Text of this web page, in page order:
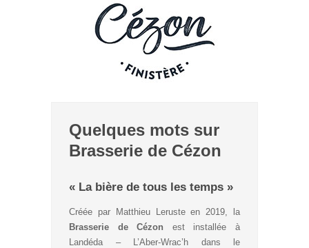
Quelques mots sur
Brasserie de Cézon
« La bière de tous les temps »
Créée par Matthieu Leruste en 2019, la
Brasserie de Cézon est installée à
Landéda – L’Aber-Wrac’h dans le